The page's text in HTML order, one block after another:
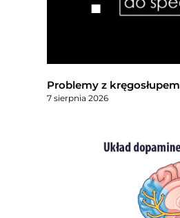
Problemy z kręgosłupem
7 sierpnia 2026